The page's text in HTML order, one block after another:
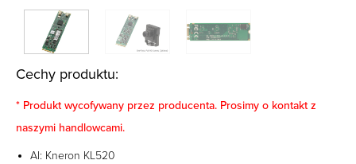
Cechy produktu:
* Produkt wycofywany przez producenta. Prosimy o kontakt z
naszymi handlowcami.
AI: Kneron KL520